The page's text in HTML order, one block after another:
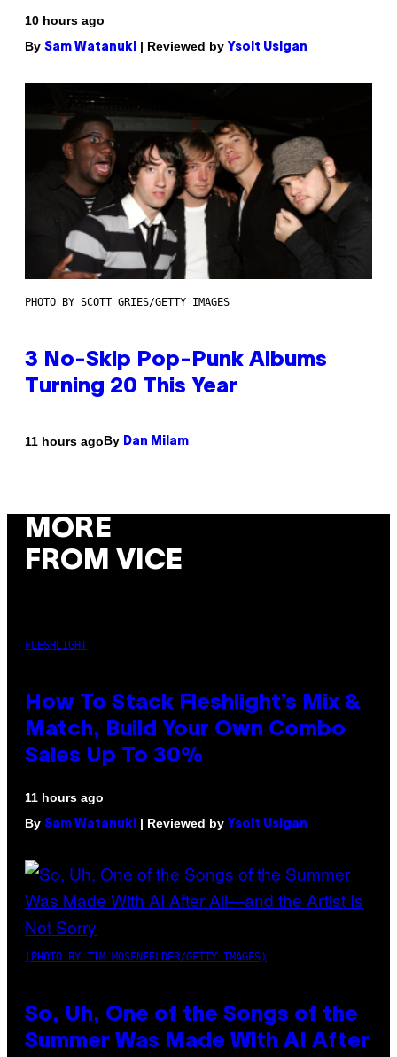
10 hours ago
By Sam Watanuki | Reviewed by Ysolt Usigan
PHOTO BY SCOTT GRIES/GETTY IMAGES
3 No-Skip Pop-Punk Albums
Turning 20 This Year
11 hours agoBy Dan Milam
MORE
FROM VICE
FLESHLIGHT
How To Stack Fleshlight’s Mix &
Match, Build Your Own Combo
Sales Up To 30%
11 hours ago
By Sam Watanuki | Reviewed by Ysolt Usigan
(PHOTO BY TIM MOSENFELDER/GETTY IMAGES)
So, Uh, One of the Songs of the
Summer Was Made With AI After